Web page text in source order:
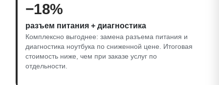
−18%
разъем питания + диагностика
Комплексно выгоднее: замена разъема питания и
диагностика ноутбука по сниженной цене. Итоговая
стоимость ниже, чем при заказе услуг по
отдельности.